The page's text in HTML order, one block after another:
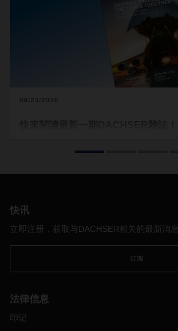
09/23/2020
快讯
立即注册，获取与DACHSER相关的最新消息
订阅
法律信息
印记